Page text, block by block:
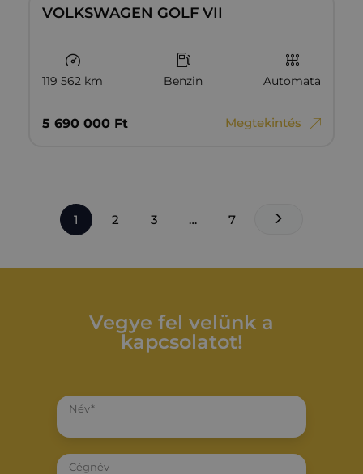
VOLKSWAGEN GOLF VII
119 562 km Benzin Automata
5‏‏‎ ‎690‏‏‎ ‎000 Ft Megtekintés
1 2 3 … 7
Vegye fel velünk a
kapcsolatot!
Név*
Cégnév